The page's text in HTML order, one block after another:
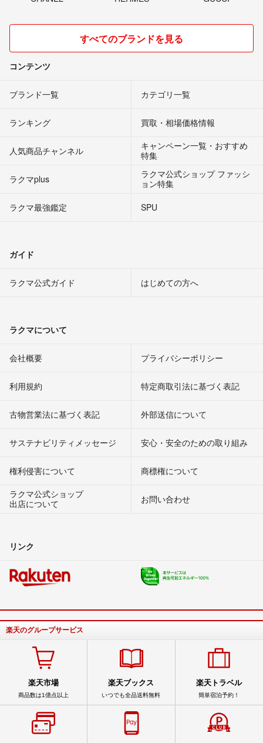
すべてのブランドを見る
コンテンツ
ブランド一覧 カテゴリ一覧
ランキング 買取・相場価格情報
人気商品チャンネル
キャンペーン一覧・おすすめ
特集
ラクマplus
ラクマ公式ショップ ファッシ
ョン特集
ラクマ最強鑑定
SPU
ガイド
ラクマ公式ガイド はじめての方へ
ラクマについて
会社概要 プライバシーポリシー
利用規約 特定商取引法に基づく表記
古物営業法に基づく表記 外部送信について
サステナビリティメッセージ 安心・安全のための取り組み
権利侵害について
商標権について
ラクマ公式ショップ
出店について
お問い合わせ
リンク
楽天のグループサービス
楽天市場
商品数は1億点以上
楽天ブックス
いつでも全品送料無料
楽天トラベル
簡単宿泊予約！